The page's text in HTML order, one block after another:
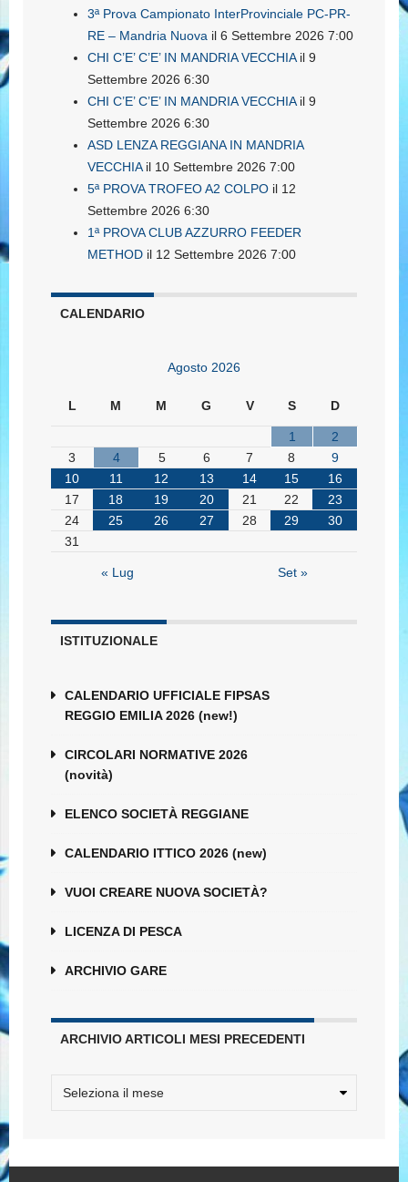
3ª Prova Campionato InterProvinciale PC-PR-
RE – Mandria Nuova il 6 Settembre 2026 7:00
CHI C’E’ C’E’ IN MANDRIA VECCHIAil 9
Settembre 2026 6:30
CHI C’E’ C’E’ IN MANDRIA VECCHIAil 9
Settembre 2026 6:30
ASD LENZA REGGIANA IN MANDRIA
VECCHIAil 10 Settembre 2026 7:00
5ª PROVA TROFEO A2 COLPO il 12
Settembre 2026 6:30
1ª PROVA CLUB AZZURRO FEEDER
METHOD il 12 Settembre 2026 7:00
CALENDARIO
Agosto 2026
L M M G V S D
1
2
3
4 5 6 7 8
9
10
11 12 13 14 15
16
17
18 19 20 21 22
23
24
25 26 27 28 29
30
31
« Lug Set »
ISTITUZIONALE
CALENDARIO UFFICIALE FIPSAS
REGGIO EMILIA 2026 (new!)
CIRCOLARI NORMATIVE 2026
(novità)
ELENCO SOCIETÀ REGGIANE
CALENDARIO ITTICO 2026 (new)
VUOI CREARE NUOVA SOCIETÀ?
LICENZA DI PESCA
ARCHIVIO GARE
ARCHIVIO ARTICOLI MESI PRECEDENTI